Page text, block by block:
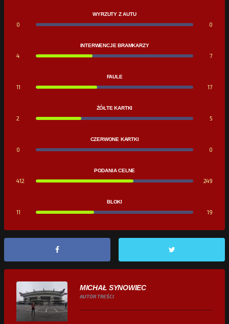
WYRZUTY Z AUTU
0 0
INTERWENCJE BRAMKARZY
4 7
FAULE
11 17
ŻÓŁTE KARTKI
2 5
CZERWONE KARTKI
0 0
PODANIA CELNE
412 249
BLOKI
11 19
MICHAŁ SYNOWIEC
AUTOR TREŚCI